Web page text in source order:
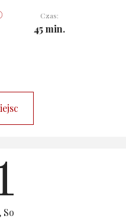
Czas:
45 min.
So